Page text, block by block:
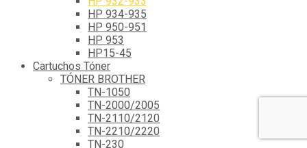
HP 934-935
HP 950-951
HP 953
HP15-45
Cartuchos Tóner
TÓNER BROTHER
TN-1050
TN-2000/2005
TN-2110/2120
TN-2210/2220
TN-230